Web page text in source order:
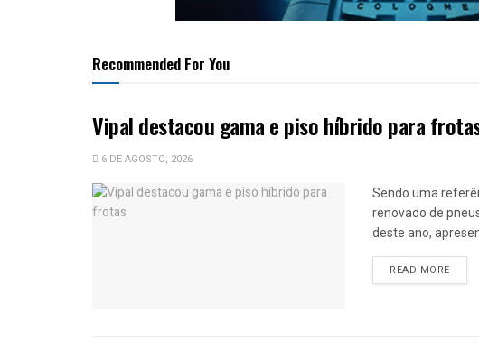
Recommended For You
Vipal destacou gama e piso híbrido para
6 DE AGOSTO, 2026
Sendo uma
renovado de
deste ano,
READ MORE